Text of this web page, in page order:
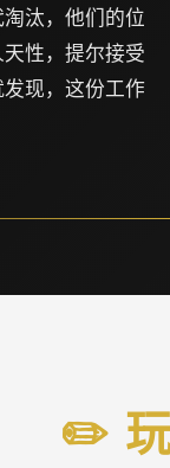
汰，他们的位
性，提尔接受
现，这份工作
✏️